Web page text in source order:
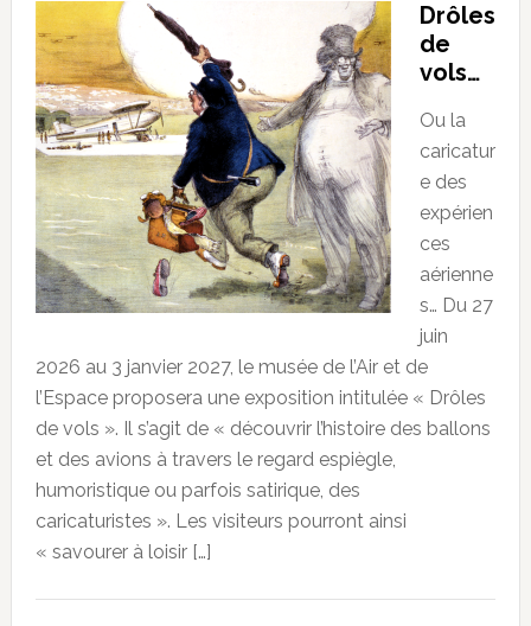
Drôles
de
vols…
Ou la
caricatur
e des
expérien
ces
aérienne
s… Du 27
juin
2026 au 3 janvier 2027, le musée de l’Air et de
l’Espace proposera une exposition intitulée « Drôles
de vols ». Il s’agit de « découvrir l’histoire des ballons
et des avions à travers le regard espiègle,
humoristique ou parfois satirique, des
caricaturistes ». Les visiteurs pourront ainsi
« savourer à loisir […]